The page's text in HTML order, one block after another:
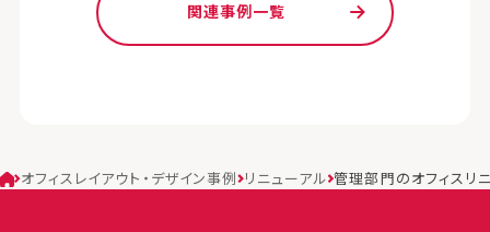
関連事例一覧
オフィスレイアウト・デザイン事例 リニューアル 管理部門のオフィスリ